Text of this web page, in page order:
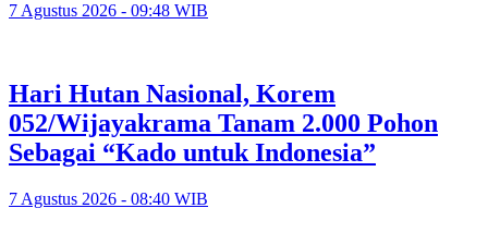
7 Agustus 2026 - 09:48 WIB
Hari Hutan Nasional, Korem
052/Wijayakrama Tanam 2.000 Pohon
Sebagai “Kado untuk Indonesia”
7 Agustus 2026 - 08:40 WIB